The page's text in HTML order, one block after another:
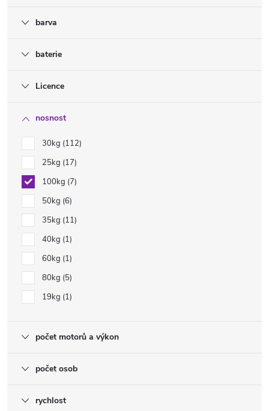
barva
baterie
Licence
nosnost
30kg 112
25kg 17
100kg 7
50kg 6
35kg 11
40kg 1
60kg 1
80kg 5
19kg 1
počet motorů a výkon
počet osob
rychlost